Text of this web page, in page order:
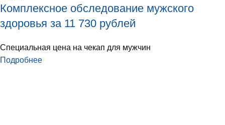
Комплексное обследование мужского
здоровья за 11 730 рублей
Специальная цена на чекап для мужчин
Подробнее